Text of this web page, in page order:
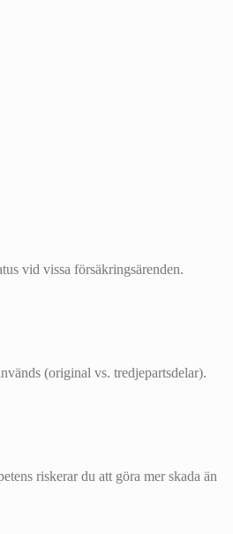
vid vissa försäkringsärenden.
(original vs. tredjepartsdelar).
riskerar du att göra mer skada än